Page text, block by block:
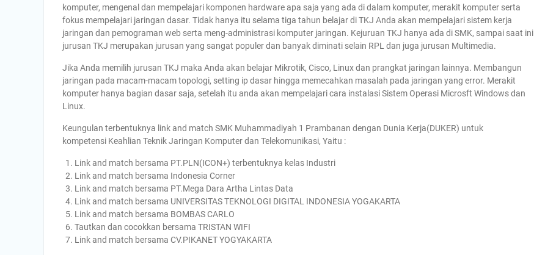
komputer, mengenal dan mempelajari komponen hardware apa saja yang ada di dalam komputer, merakit komputer serta
fokus mempelajari jaringan dasar. Tidak hanya itu selama tiga tahun belajar di TKJ Anda akan mempelajari sistem kerja
jaringan dan pemograman web serta meng-administrasi komputer jaringan. Kejuruan TKJ hanya ada di SMK, sampai saat ini
jurusan TKJ merupakan jurusan yang sangat populer dan banyak diminati selain RPL dan juga jurusan Multimedia.
Jika Anda memilih jurusan TKJ maka Anda akan belajar Mikrotik, Cisco, Linux dan prangkat jaringan lainnya. Membangun
jaringan pada macam-macam topologi, setting ip dasar hingga memecahkan masalah pada jaringan yang error. Merakit
komputer hanya bagian dasar saja, setelah itu anda akan mempelajari cara instalasi Sistem Operasi Microsft Windows dan
Linux.
Keungulan terbentuknya link and match SMK Muhammadiyah 1 Prambanan dengan Dunia Kerja(DUKER) untuk
kompetensi Keahlian Teknik Jaringan Komputer dan Telekomunikasi, Yaitu :
Link and match bersama PT.PLN(ICON+) terbentuknya kelas Industri
Link and match bersama Indonesia Corner
Link and match bersama PT.Mega Dara Artha Lintas Data
Link and match bersama UNIVERSITAS TEKNOLOGI DIGITAL INDONESIA YOGAKARTA
Link and match bersama BOMBAS CARLO
Tautkan dan cocokkan bersama TRISTAN WIFI
Link and match bersama CV.PIKANET YOGYAKARTA